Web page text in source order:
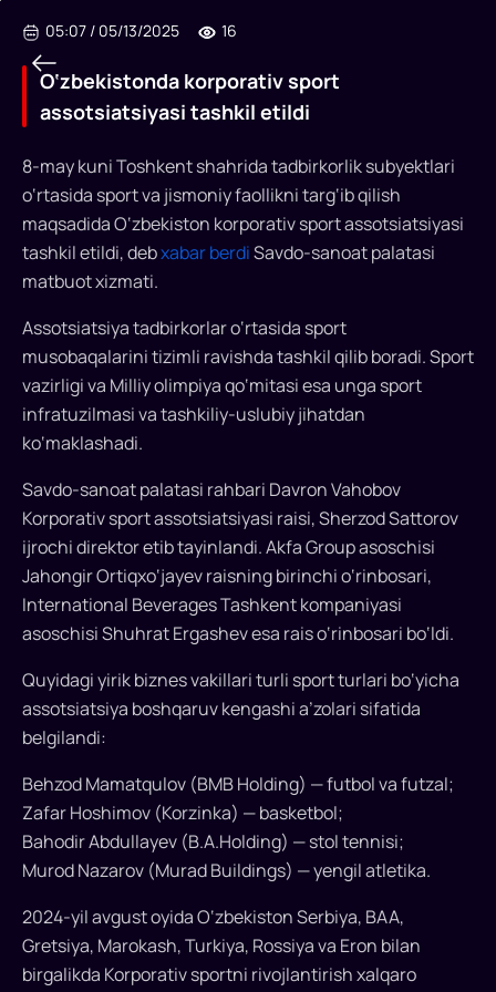
O‘zbekistonda
korporativ
sport
assotsiatsiyasi
tashkil
etildi
Savdo-
sanoat
palatasi
raisi
Davron
Vahobov
boshchiligida
O‘zbekiston
korporativ
sport
tashkil
etildi.
o‘rtasida
sport
musobaqalarini
tizimli
tashkil
qilib
boradi...
05:07 / 05/13/2025 16
O‘zbekistonda korporativ sport
assotsiatsiyasi tashkil etildi
8-may kuni Toshkent shahrida tadbirkorlik subyektlari
o‘rtasida sport va jismoniy faollikni targ‘ib qilish
maqsadida O‘zbekiston korporativ sport assotsiatsiyasi
tashkil etildi, debxabar berdiSavdo-sanoat palatasi
matbuot xizmati.
Assotsiatsiya tadbirkorlar o‘rtasida sport
musobaqalarini tizimli ravishda tashkil qilib boradi. Sport
vazirligi va Milliy olimpiya qo‘mitasi esa unga sport
infratuzilmasi va tashkiliy-uslubiy jihatdan
ko‘maklashadi.
Savdo-sanoat palatasi rahbari Davron Vahobov
Korporativ sport assotsiatsiyasi raisi, Sherzod Sattorov
ijrochi direktor etib tayinlandi. Akfa Group asoschisi
Jahongir Ortiqxo‘jayev raisning birinchi o‘rinbosari,
International Beverages Tashkent kompaniyasi
asoschisi Shuhrat Ergashev esa rais o‘rinbosari bo‘ldi.
Quyidagi yirik biznes vakillari turli sport turlari bo‘yicha
assotsiatsiya boshqaruv kengashi a’zolari sifatida
belgilandi:
Behzod Mamatqulov (BMB Holding) — futbol va futzal;
Zafar Hoshimov (Korzinka) — basketbol;
Bahodir Abdullayev (B.A.Holding) — stol tennisi;
Murod Nazarov (Murad Buildings) — yengil atletika.
2024-yil avgust oyida O‘zbekiston Serbiya, BAA,
Gretsiya, Marokash, Turkiya, Rossiya va Eron bilan
birgalikda Korporativ sportni rivojlantirish xalqaro